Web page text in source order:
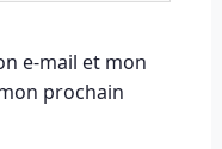
e-mail et mon
prochain